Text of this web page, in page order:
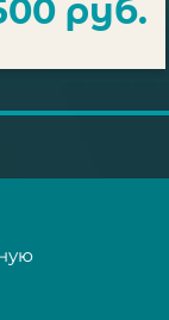
руб.